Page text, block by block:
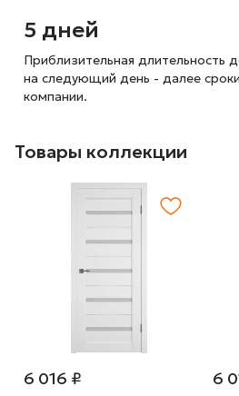
5 дней
Приблизительная длительность
на следующий день - далее
компании.
Товары коллекции
6 016 ₽ 6